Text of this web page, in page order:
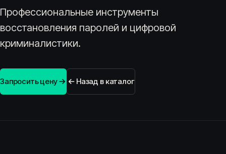
Профессиональные инструменты
восстановления паролей и цифровой
криминалистики.
Запросить цену Назад в каталог